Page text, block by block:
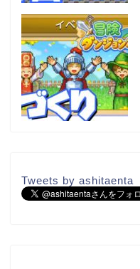
Tweets by ashitaenta